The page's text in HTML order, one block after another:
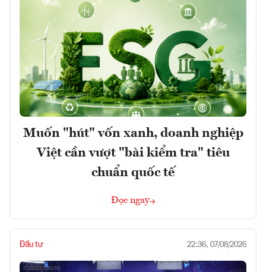
Muốn "hút" vốn xanh, doanh nghiệp
Việt cần vượt "bài kiểm tra" tiêu
chuẩn quốc tế
Đọc ngay
Đầu tư 22:36, 07/08/2026